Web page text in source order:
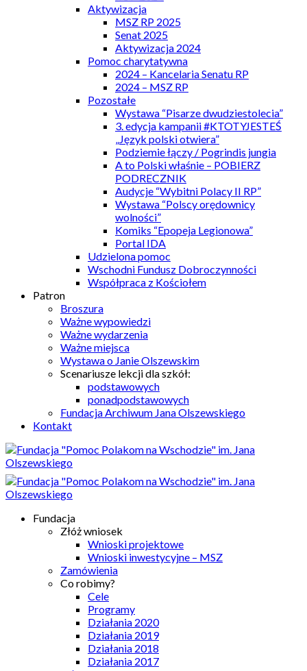
Aktywizacja
MSZ RP 2025
Senat 2025
Aktywizacja 2024
Pomoc charytatywna
2024 – Kancelaria Senatu RP
2024 – MSZ RP
Pozostałe
Wystawa “Pisarze dwudziestolecia”
3. edycja kampanii #KTOTYJESTEŚ
„Język polski otwiera”
Podziemie łączy / Pogrindis jungia
A to Polski właśnie – POBIERZ
PODRECZNIK
Audycje “Wybitni Polacy II RP”
Wystawa “Polscy orędownicy
wolności”
Komiks “Epopeja Legionowa”
Portal IDA
Udzielona pomoc
Wschodni Fundusz Dobroczynności
Współpraca z Kościołem
Patron
Broszura
Ważne wypowiedzi
Ważne wydarzenia
Ważne miejsca
Wystawa o Janie Olszewskim
Scenariusze lekcji dla szkół:
podstawowych
ponadpodstawowych
Fundacja Archiwum Jana Olszewskiego
Kontakt
Fundacja
Złóż wniosek
Wnioski projektowe
Wnioski inwestycyjne – MSZ
Zamówienia
Co robimy?
Cele
Programy
Działania 2020
Działania 2019
Działania 2018
Działania 2017